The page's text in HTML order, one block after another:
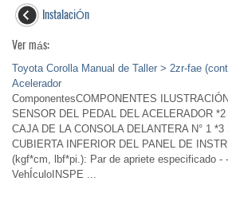
InstalaciÓn
Ver más:
Toyota Corolla Manual de Taller > 2zr-fae
Acelerador
ComponentesCOMPONENTES
SENSOR DEL PEDAL DEL ACELERADOR
CAJA DE LA CONSOLA DELANTERA N° 1
CUBIERTA INFERIOR DEL PANEL DE
(kgf*cm, lbf*pi.): Par de apriete especificado -
VehÍculoINSPE ...